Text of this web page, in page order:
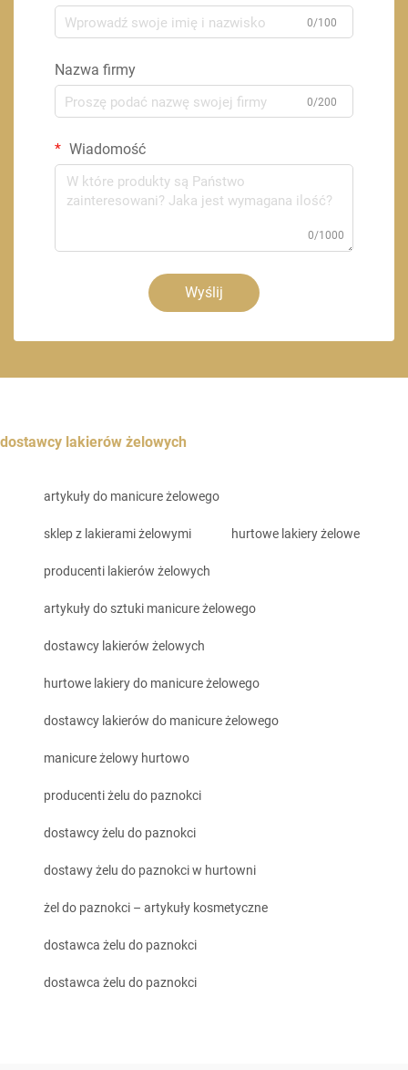
0/100
Nazwa firmy
0/200
Wiadomość
0/1000
Wyślij
dostawcy lakierów żelowych
artykuły do manicure żelowego
sklep z lakierami żelowymi hurtowe lakiery żelowe
producenti lakierów żelowych
artykuły do sztuki manicure żelowego
dostawcy lakierów żelowych
hurtowe lakiery do manicure żelowego
dostawcy lakierów do manicure żelowego
manicure żelowy hurtowo
producenti żelu do paznokci
dostawcy żelu do paznokci
dostawy żelu do paznokci w hurtowni
żel do paznokci – artykuły kosmetyczne
dostawca żelu do paznokci
dostawca żelu do paznokci